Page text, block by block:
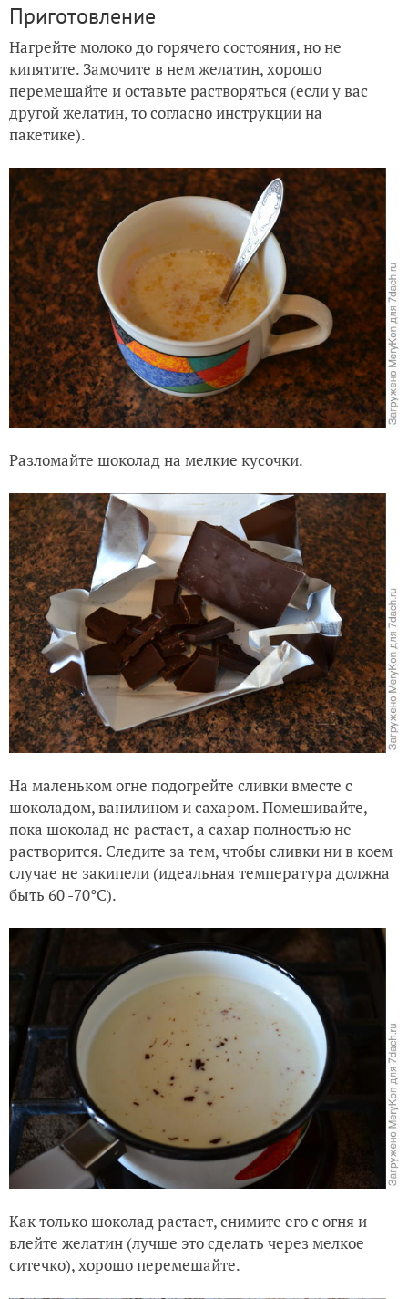
Приготовление
Нагрейте молоко до горячего состояния, но не
кипятите. Замочите в нем желатин, хорошо
перемешайте и оставьте растворяться (если у вас
другой желатин, то согласно инструкции на
пакетике).
Разломайте шоколад на мелкие кусочки.
На маленьком огне подогрейте сливки вместе с
шоколадом, ванилином и сахаром. Помешивайте,
пока шоколад не растает, а сахар полностью не
растворится. Следите за тем, чтобы сливки ни в коем
случае не закипели (идеальная температура должна
быть 60 -70°C).
Как только шоколад растает, снимите его с огня и
влейте желатин (лучше это сделать через мелкое
ситечко), хорошо перемешайте.